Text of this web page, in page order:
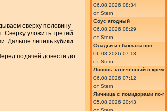
сверху половину
Сверху уложить третий
Дальше лепить кубики
подачей довести до
06.08.2026 08:34
от Stern
Соус ягодный
06.08.2026 08:29
от Stern
Оладьи из баклажанов
06.08.2026 07:13
от Stern
Лосось запеченный с
06.08.2026 07:12
от Stern
Яичница с помидорами по-
05.08.2026 20:43